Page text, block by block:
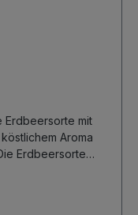
Erdbeersorte mit
Aroma
Erdbeersorte
Diese
Wachstum und